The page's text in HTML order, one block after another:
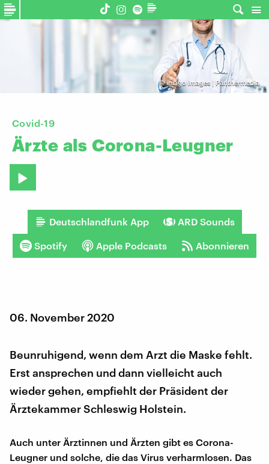
©imago images | Panthermedia
Covid-19
Ärzte als Corona-Leugner
Deutschlandfunk App ARD Sounds
Spotify Apple Podcasts Abonnieren
06. November 2020
Beunruhigend, wenn dem Arzt die Maske fehlt.
Erst ansprechen und dann vielleicht auch
wieder gehen, empfiehlt der Präsident der
Ärztekammer Schleswig Holstein.
Auch unter Ärztinnen und Ärzten gibt es Corona-
Leugner und solche, die das Virus verharmlosen. Das